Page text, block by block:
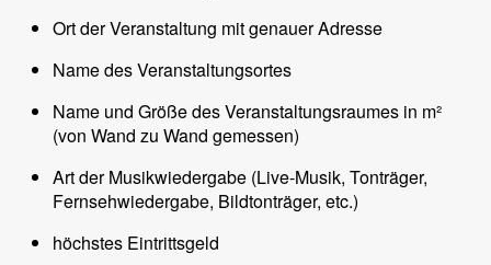
Ort der Veranstaltung mit genauer Adresse
Name des Veranstaltungsortes
Name und Größe des Veranstaltungsraumes in m²
(von Wand zu Wand gemessen)
Art der Musikwiedergabe (Live-Musik, Tonträger,
Fernsehwiedergabe, Bildtonträger, etc.)
höchstes Eintrittsgeld